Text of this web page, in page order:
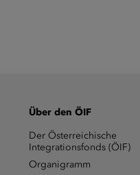
Über den ÖIF
Der Österreichische
Integrationsfonds (ÖIF)
Organigramm